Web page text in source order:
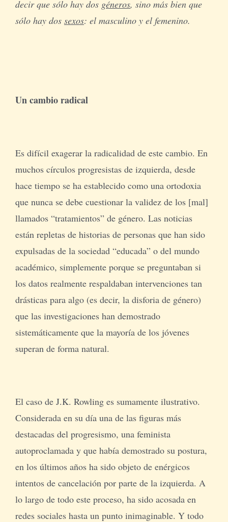
decir que sólo hay dos géneros, sino más bien que
sólo hay dos sexos: el masculino y el femenino.
Un cambio radical
Es difícil exagerar la radicalidad de este cambio. En
muchos círculos progresistas de izquierda, desde
hace tiempo se ha establecido como una ortodoxia
que nunca se debe cuestionar la validez de los [mal]
llamados “tratamientos” de género. Las noticias
están repletas de historias de personas que han sido
expulsadas de la sociedad “educada” o del mundo
académico, simplemente porque se preguntaban si
los datos realmente respaldaban intervenciones tan
drásticas para algo (es decir, la disforia de género)
que las investigaciones han demostrado
sistemáticamente que la mayoría de los jóvenes
superan de forma natural.
El caso de J.K. Rowling es sumamente ilustrativo.
Considerada en su día una de las figuras más
destacadas del progresismo, una feminista
autoproclamada y que había demostrado su postura,
en los últimos años ha sido objeto de enérgicos
intentos de cancelación por parte de la izquierda. A
lo largo de todo este proceso, ha sido acosada en
redes sociales hasta un punto inimaginable. Y todo